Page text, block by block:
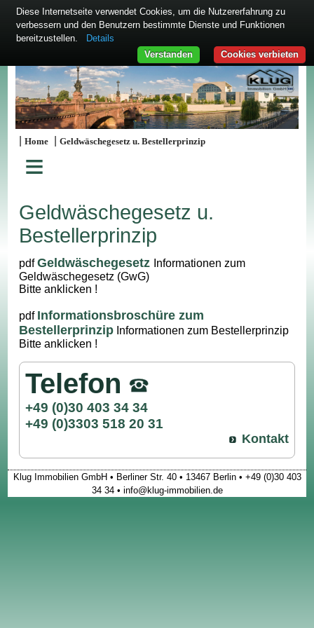
|Home |Geldwäschegesetz u. Bestellerprinzip
≡
Geldwäschegesetz u.
Bestellerprinzip
pdfGeldwäschegesetz Informationen zum
Geldwäschegesetz (GwG)
Bitte anklicken !
pdf Informationsbroschüre zum
Bestellerprinzip Informationen zum Bestellerprinzip
Bitte anklicken !
Telefon
+49 (0)30 403 34 34
+49 (0)3303 518 20 31
Kontakt
Klug Immobilien GmbH • Berliner Str. 40 • 13467 Berlin • +49 (0)30 403
34 34 • info@klug-immobilien.de
Diese Internetseite verwendet Cookies, um die Nutzererfahrung zu
verbessern und den Benutzern bestimmte Dienste und Funktionen
bereitzustellen.
Details
Cookies verbieten
Verstanden